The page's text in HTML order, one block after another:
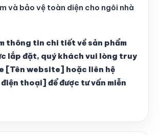
và bảo vệ toàn diện cho ngôi nhà
thông tin chi tiết về sản phẩm
lắp đặt, quý khách vui lòng truy
[Tên website] hoặc liên hệ
thoại] để được tư vấn miễn